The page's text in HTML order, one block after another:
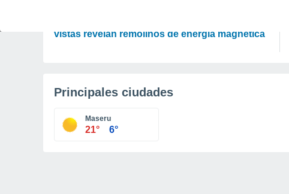
vistas revelan remolinos de energía magnética
Principales ciudades
Maseru
21° 6°